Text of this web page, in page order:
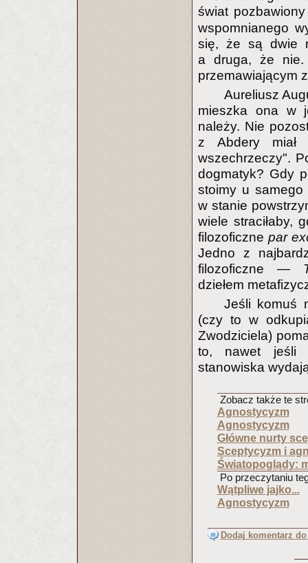
świat
wspomnianego
się, że są dwie
a druga, że nie.
przemawiającym
Aureliusz
mieszka ona w
należy. Nie
z Abdery miał
wszechrzeczy".
dogmatyk? Gdy
stoimy u samego
w stanie
wiele straciłaby,
filozoficzne par
Jedno z
filozoficzne —
dziełem
Jeśli komuś
(czy to w
Zwodziciela)
to, nawet jeśli
stanowiska
Zobacz także te
Agnostycyzm
Agnostycyzm
Główne nurty
Sceptycyzm i
Światopoglądy:
Po przeczytaniu
Wątpliwe jajko...
Agnostycyzm
Dodaj komentarz